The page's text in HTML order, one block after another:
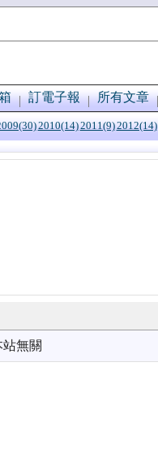
訂電子報 所有文章
2010(14)2011(9)2012(14)
無關